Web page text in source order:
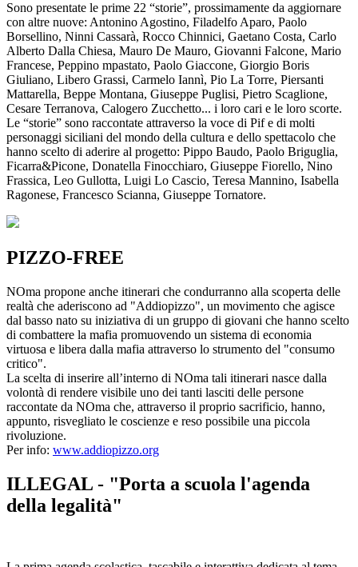
Sono presentate le prime 22 “storie”, prossimamente da aggiornare
con altre nuove: Antonino Agostino, Filadelfo Aparo, Paolo
Borsellino, Ninni Cassarà, Rocco Chinnici, Gaetano Costa, Carlo
Alberto Dalla Chiesa, Mauro De Mauro, Giovanni Falcone, Mario
Francese, Peppino mpastato, Paolo Giaccone, Giorgio Boris
Giuliano, Libero Grassi, Carmelo Iannì, Pio La Torre, Piersanti
Mattarella, Beppe Montana, Giuseppe Puglisi, Pietro Scaglione,
Cesare Terranova, Calogero Zucchetto... i loro cari e le loro scorte.
Le “storie” sono raccontate attraverso la voce di Pif e di molti
personaggi siciliani del mondo della cultura e dello spettacolo che
hanno scelto di aderire al progetto: Pippo Baudo, Paolo Briguglia,
Ficarra&Picone, Donatella Finocchiaro, Giuseppe Fiorello, Nino
Frassica, Leo Gullotta, Luigi Lo Cascio, Teresa Mannino, Isabella
Ragonese, Francesco Scianna, Giuseppe Tornatore.
PIZZO-FREE
NOma propone anche itinerari che condurranno alla scoperta delle
realtà che aderiscono ad "Addiopizzo", un movimento che agisce
dal basso nato su iniziativa di un gruppo di giovani che hanno scelto
di combattere la mafia promuovendo un sistema di economia
virtuosa e libera dalla mafia attraverso lo strumento del "consumo
critico".
La scelta di inserire all’interno di NOma tali itinerari nasce dalla
volontà di rendere visibile uno dei tanti lasciti delle persone
raccontate da NOma che, attraverso il proprio sacrificio, hanno,
appunto, risvegliato le coscienze e reso possibile una piccola
rivoluzione.
Per info: www.addiopizzo.org
ILLEGAL - "Porta a scuola l'agenda
della legalità"